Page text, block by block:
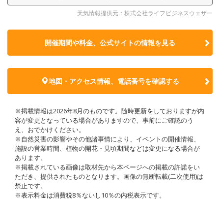
天気情報提供元：株式会社ライフビジネスウェザー
開催期間や料金、公式サイトの情報を見る
地図・アクセス情報、電話番号を確認する
※掲載情報は2026年8月のものです。随時更新をしておりますが内
容が変更となっている場合がありますので、事前にご確認のう
え、おでかけください。
※自然災害の影響やその他諸事情により、イベントの開催情報、
施設の営業時間、植物の開花・見頃期間などは変更になる場合が
あります。
※掲載されている画像は取材先から本ページへの掲載の許諾をい
ただき、提供されたものとなります。画像の無断転載(二次使用)は
禁止です。
※表示料金は消費税8％ないし10％の内税表示です。